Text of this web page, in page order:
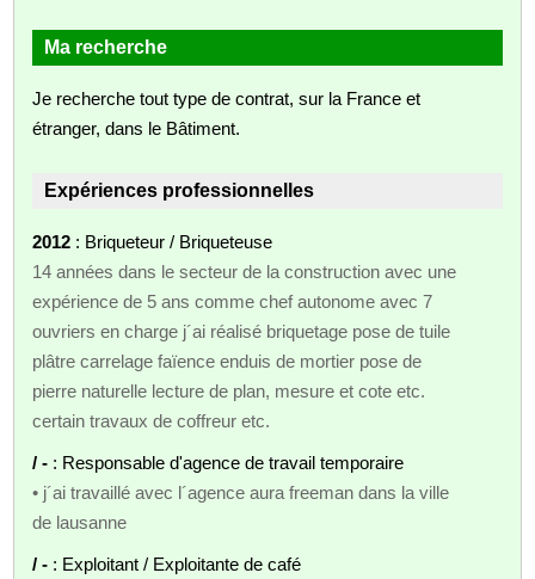
Ma recherche
Je recherche tout type de contrat, sur la France et
étranger, dans le Bâtiment.
Expériences professionnelles
2012 : Briqueteur / Briqueteuse
14 années dans le secteur de la construction avec une
expérience de 5 ans comme chef autonome avec 7
ouvriers en charge j´ai réalisé briquetage pose de tuile
plâtre carrelage faïence enduis de mortier pose de
pierre naturelle lecture de plan, mesure et cote etc.
certain travaux de coffreur etc.
/ - : Responsable d'agence de travail temporaire
• j´ai travaillé avec l´agence aura freeman dans la ville
de lausanne
/ - : Exploitant / Exploitante de café